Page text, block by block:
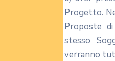
Progetto.
Proposte
stesso
verranno